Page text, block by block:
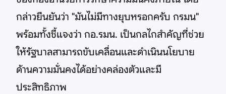
กล่าวยืนยันว่า "มันไม่มีทางยุบหรอกครับ กรมน"
พร้อมทั้งชี้แจงว่า กอ.รมน. เป็นกลไกสำคัญที่ช่วย
ให้รัฐบาลสามารถขับเคลื่อนและดำเนินนโยบาย
ด้านความมั่นคงได้อย่างคล่องตัวและมี
ประสิทธิภาพ